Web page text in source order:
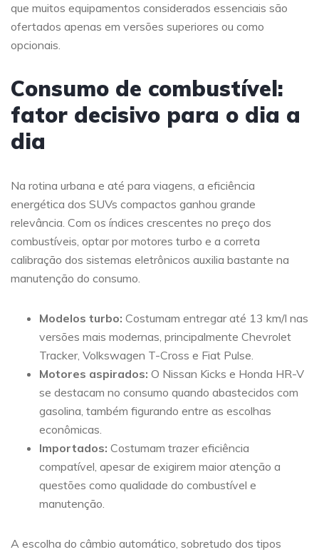
que muitos equipamentos considerados essenciais são
ofertados apenas em versões superiores ou como
opcionais.
Consumo de combustível:
fator decisivo para o dia a
dia
Na rotina urbana e até para viagens, a eficiência
energética dos SUVs compactos ganhou grande
relevância. Com os índices crescentes no preço dos
combustíveis, optar por motores turbo e a correta
calibração dos sistemas eletrônicos auxilia bastante na
manutenção do consumo.
Modelos turbo: Costumam entregar até 13 km/l nas
versões mais modernas, principalmente Chevrolet
Tracker, Volkswagen T-Cross e Fiat Pulse.
Motores aspirados: O Nissan Kicks e Honda HR-V
se destacam no consumo quando abastecidos com
gasolina, também figurando entre as escolhas
econômicas.
Importados: Costumam trazer eficiência
compatível, apesar de exigirem maior atenção a
questões como qualidade do combustível e
manutenção.
A escolha do câmbio automático, sobretudo dos tipos